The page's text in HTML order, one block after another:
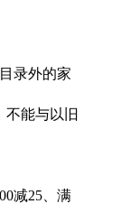
录外的家
不能与以旧
减25、满